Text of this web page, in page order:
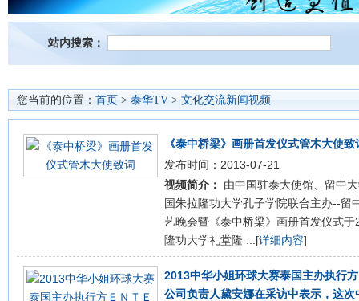
站内搜索：
您当前的位置： 首页 > 泰华TV > 文化交流新闻视频
《泰中桥梁》画册首发仪式管木大使致
发布时间：2013-07-21
视频简介：
由中国驻泰大使馆、留中
国朱拉隆功大学孔子学院联合主办--留
艺晚会暨《泰中桥梁》画册首发仪式
隆功大学礼堂隆 ...[详细内容]
2013中华小姐环球大赛泰国主办执行
公司负责人黛安娜在采访中表示，这